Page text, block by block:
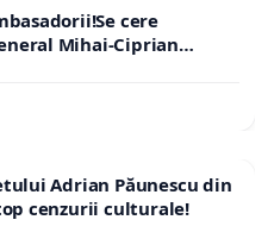
cere
Mihai-Ciprian
Adrian Păunescu din
cenzurii culturale!